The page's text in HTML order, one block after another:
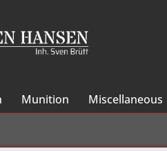
Munition Miscellaneous